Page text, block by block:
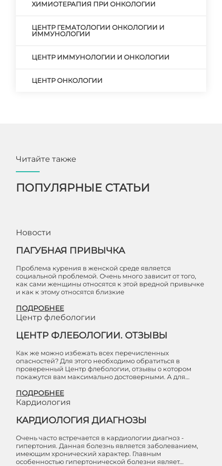
ХИМИОТЕРАПИЯ ПРИ ОНКОЛОГИИ
ЦЕНТР ГЕМАТОЛОГИИ ОНКОЛОГИИ И
ИММУНОЛОГИИ
ЦЕНТР ИММУНОЛОГИИ И ОНКОЛОГИИ
ЦЕНТР ОНКОЛОГИИ
Читайте также
ПОПУЛЯРНЫЕ СТАТЬИ
Новости
ПАГУБНАЯ ПРИВЫЧКА
Проблема курения в женской среде является
социальной проблемой. Очень много зависит от того,
как сами женщины относятся к этой вредной привычке
и как к этому относятся близкие
ПОДРОБНЕЕ
Центр флебологии
ЦЕНТР ФЛЕБОЛОГИИ. ОТЗЫВЫ
Как же можно избежать всех перечисленных
опасностей? Для этого необходимо обратиться в
проверенный Центр флебологии, отзывы о котором
покажутся вам максимально достоверными. А для…
ПОДРОБНЕЕ
Кардиология
КАРДИОЛОГИЯ ДИАГНОЗЫ
Очень часто встречается в кардиологии диагноз -
гипертония. Данная болезнь является заболеванием,
имеющим хронический характер. Главным
особенностью гипертонической болезни являет…